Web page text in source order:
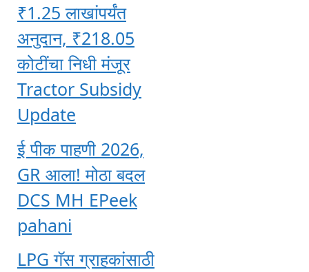
₹1.25 लाखांपर्यंत
अनुदान, ₹218.05
कोटींचा निधी मंजूर
Tractor Subsidy
Update
ई पीक पाहणी 2026,
GR आला! मोठा बदल
DCS MH EPeek
pahani
LPG गॅस ग्राहकांसाठी